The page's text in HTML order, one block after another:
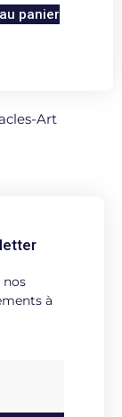
panier
Art
nos
à